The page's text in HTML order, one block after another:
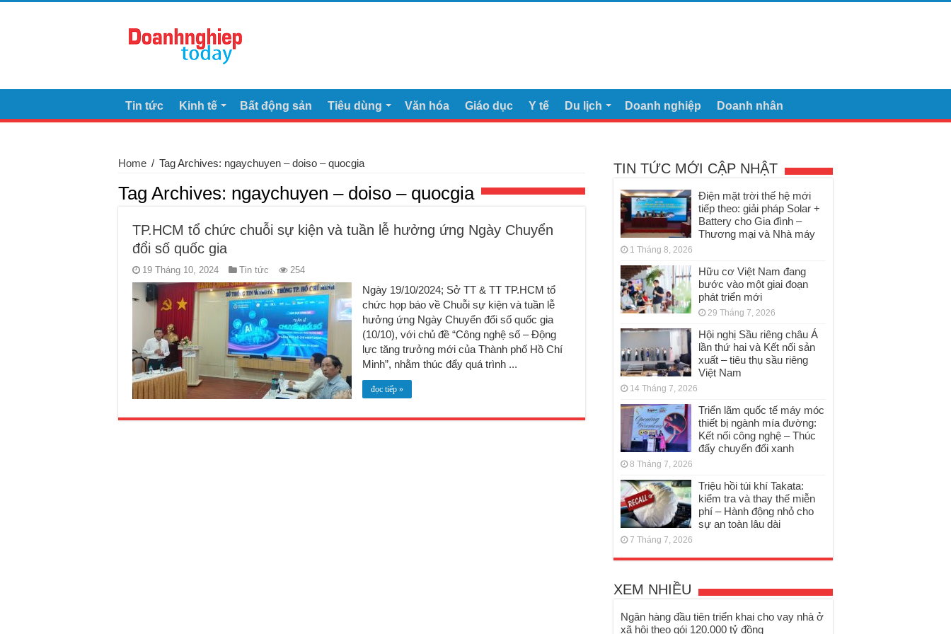
Tin tức Kinh tế Bất động sản Tiêu dùng Văn hóa Giáo dục Y tế Du lịch Doanh nghiệp Doanh nhân
Home / Tag Archives: ngaychuyen – doiso – quocgia
Tag Archives: ngaychuyen – doiso – quocgia
TP.HCM tổ chức chuỗi sự kiện và tuần lễ hưởng ứng Ngày Chuyển
đổi số quốc gia
19 Tháng 10, 2024 Tin tức 254
Ngày 19/10/2024; Sở TT & TT TP.HCM tổ
chức họp báo về Chuỗi sự kiện và tuần lễ
hưởng ứng Ngày Chuyển đổi số quốc gia
(10/10), với chủ đề “Công nghệ số – Động
lực tăng trưởng mới của Thành phố Hồ Chí
Minh”, nhằm thúc đẩy quá trình ...
đọc tiếp »
TIN TỨC MỚI CẬP NHẬT
Điện mặt trời thế hệ mới
tiếp theo: giải pháp Solar +
Battery cho Gia đình –
Thương mại và Nhà máy
1 Tháng 8, 2026
Hữu cơ Việt Nam đang
bước vào một giai đoạn
phát triển mới
29 Tháng 7, 2026
Hội nghị Sầu riêng châu Á
lần thứ hai và Kết nối sản
xuất – tiêu thụ sầu riêng
Việt Nam
14 Tháng 7, 2026
Triển lãm quốc tế máy móc
thiết bị ngành mía đường:
Kết nối công nghệ – Thúc
đẩy chuyển đổi xanh
8 Tháng 7, 2026
Triệu hồi túi khí Takata:
kiểm tra và thay thế miễn
phí – Hành động nhỏ cho
sự an toàn lâu dài
7 Tháng 7, 2026
XEM NHIỀU
Ngân hàng đầu tiên triển khai cho vay nhà ở
xã hội theo gói 120.000 tỷ đồng